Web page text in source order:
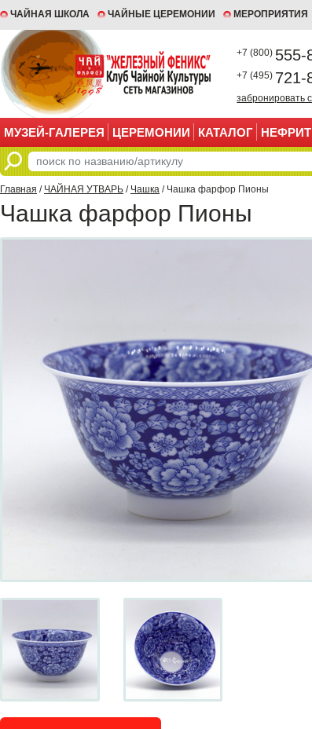
ЧАЙНАЯ ШКОЛА ЧАЙНЫЕ ЦЕРЕМОНИИ МЕРОПРИЯТИЯ
+7 (800) 555-
+7 (495) 721-
забронировать
МУЗЕЙ-ГАЛЕРЕЯ ЦЕРЕМОНИИ КАТАЛОГ НЕФРИТ
Главная / ЧАЙНАЯ УТВАРЬ / Чашка / Чашка фарфор Пионы
Чашка фарфор Пионы